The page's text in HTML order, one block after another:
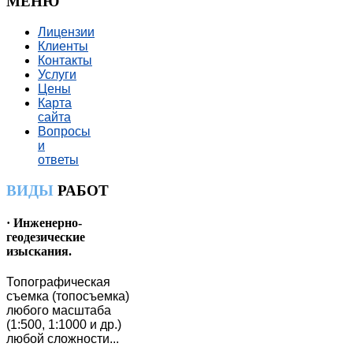
Лицензии
Клиенты
Контакты
Услуги
Цены
Карта
сайта
Вопросы
и
ответы
ВИДЫ РАБОТ
· Инженерно-
геодезические
изыскания.
Топографическая
съемка (топосъемка)
любого масштаба
(1:500, 1:1000 и др.)
любой сложности...